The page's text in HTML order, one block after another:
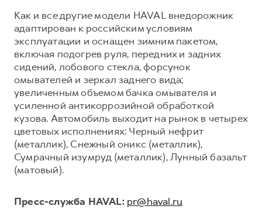
Как и все другие модели HAVAL внедорожник
адаптирован к российским условиям
эксплуатации и оснащен зимним пакетом,
включая подогрев руля, передних и задних
сидений, лобового стекла, форсунок
омывателей и зеркал заднего вида;
увеличенным объемом бачка омывателя и
усиленной антикоррозийной обработкой
кузова. Автомобиль выходит на рынок в четырех
цветовых исполнениях: Черный нефрит
(металлик), Снежный оникс (металлик),
Сумрачный изумруд (металлик), Лунный базальт
(матовый).
Пресс-служба HAVAL: pr@haval.ru